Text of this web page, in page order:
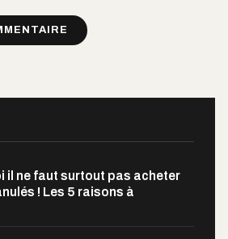
il ne faut surtout pas acheter
! Les 5 raisons à